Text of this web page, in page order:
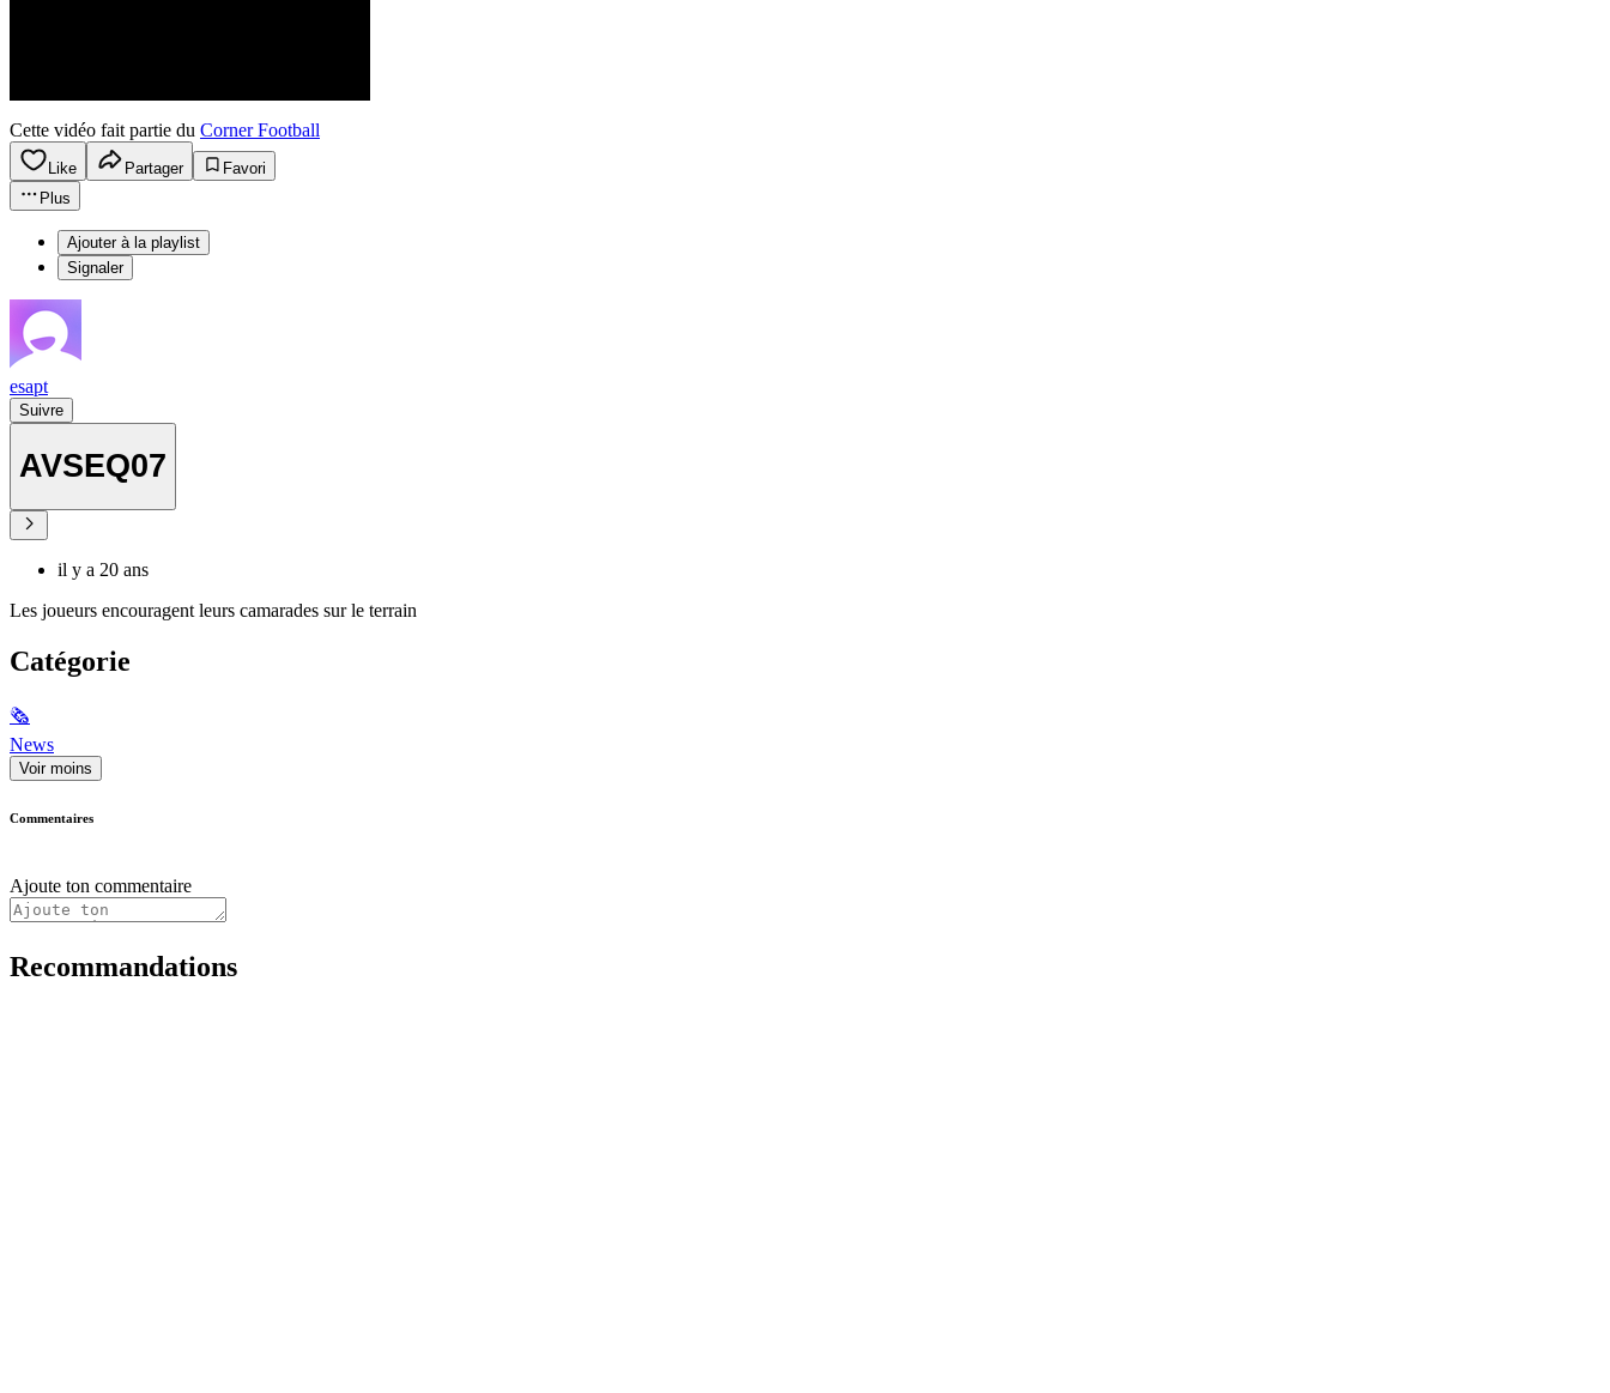
Cette vidéo fait partie du Corner Football
Like Partager
Favori
Plus
Ajouter à la playlist
Signaler
esapt
Suivre
AVSEQ07
il y a 20 ans
Les joueurs encouragent leurs camarades sur le terrain
Catégorie
🗞
News
Voir moins
Commentaires
Ajoute ton commentaire
Recommandations